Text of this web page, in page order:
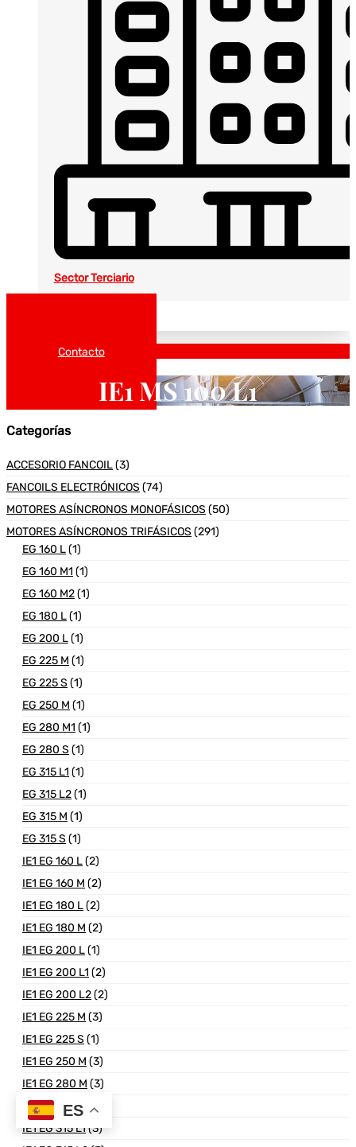
Sector Terciario
Contacto
IE1 MS 100 L1
Categorías
ACCESORIO FANCOIL(3)
FANCOILS ELECTRÓNICOS (74)
MOTORES ASÍNCRONOS MONOFÁSICOS (50)
MOTORES ASÍNCRONOS TRIFÁSICOS (291)
EG 160 L(1)
EG 160 M1 (1)
EG 160 M2(1)
EG 180 L(1)
EG 200 L(1)
EG 225 M (1)
EG 225 S (1)
EG 250 M (1)
EG 280 M1 (1)
EG 280 S (1)
EG 315 L1 (1)
EG 315 L2(1)
EG 315 M (1)
EG 315 S (1)
IE1 EG 160 L(2)
IE1 EG 160 M (2)
IE1 EG 180 L(2)
IE1 EG 180 M (2)
IE1 EG 200 L(1)
IE1 EG 200 L1 (2)
IE1 EG 200 L2(2)
IE1 EG 225 M (3)
IE1 EG 225 S (1)
IE1 EG 250 M (3)
IE1 EG 280 M (3)
IE1 EG 280 S
(3)
IE1 EG 315 L1(3)
ES